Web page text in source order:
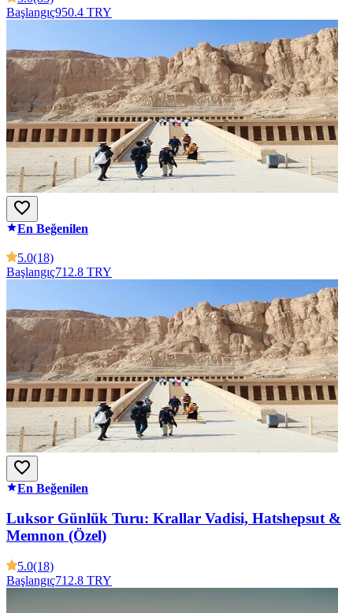
Başlangıç950.4 TRY
En Beğenilen
5.0(18)
Başlangıç712.8 TRY
En Beğenilen
Luksor Günlük Turu: Krallar Vadisi, Hatshepsut &
Memnon (Özel)
5.0(18)
Başlangıç712.8 TRY